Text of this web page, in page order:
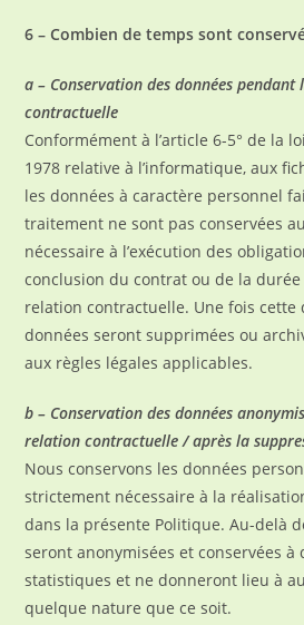
6 – Combien de temps sont
a – Conservation des données
contractuelle
Conformément à l’article 6-5° de la
1978 relative à l’informatique, aux
les données à caractère personnel
traitement ne sont pas conservées
nécessaire à l’exécution des
conclusion du contrat ou de la
relation contractuelle. Une fois cette
données seront supprimées ou
aux règles légales applicables.
b – Conservation des données
relation contractuelle / après la
Nous conservons les données
strictement nécessaire à la
dans la présente Politique. Au-delà
seront anonymisées et conservées à
statistiques et ne donneront lieu à
quelque nature que ce soit.